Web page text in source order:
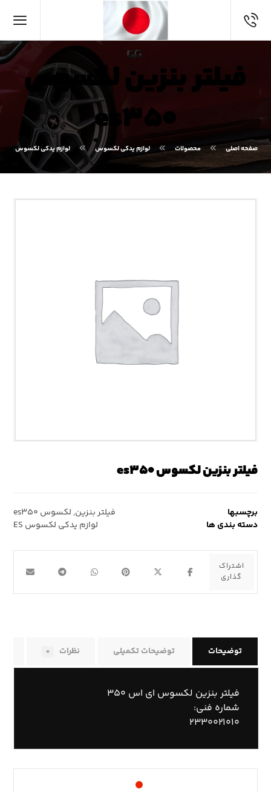
فیلتر بنزین لکسوس
es۳۵۰
صفحه اصلی محصولات لوازم یدکی لکسوس لوازم یدکی لکسوس ES
فیلتر بنزین لکسوس es۳۵۰
برچسبها فیلتر بنزین, لکسوس es۳۵۰
دسته بندی ها
لوازم یدکی لکسوس ES
توضیحات توضیحات تکمیلی نظرات ۰
فیلتر بنزین لکسوس ای اس ۳۵۰
شماره فنی:
۲۳۳۰۰۲۱۰۱۰